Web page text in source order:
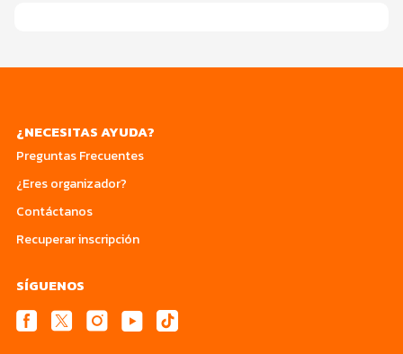
¿NECESITAS AYUDA?
Preguntas Frecuentes
¿Eres organizador?
Contáctanos
Recuperar inscripción
SÍGUENOS